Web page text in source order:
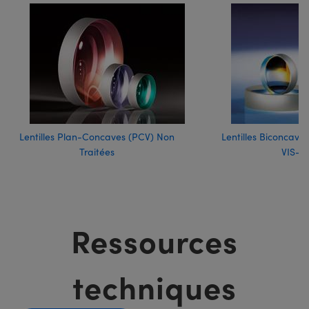
Lentilles Plan-Concaves (PCV) Non
Traitées
Lentilles
VIS-
Ressources
techniques